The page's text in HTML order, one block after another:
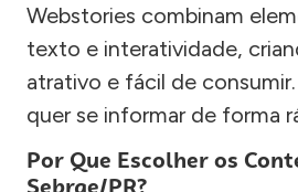
Webstories combinam
texto e interatividade,
atrativo e fácil de
quer se informar de forma
Por Que Escolher os